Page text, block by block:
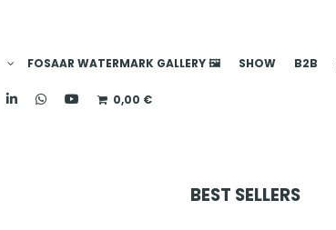
FOSAAR WATERMARK GALLERY 🖼️ SHOW B2B
0,00 €
BEST SELLERS